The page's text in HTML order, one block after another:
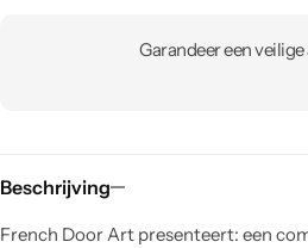
Garandeer een
Beschrijving
French Door Art presenteert: een